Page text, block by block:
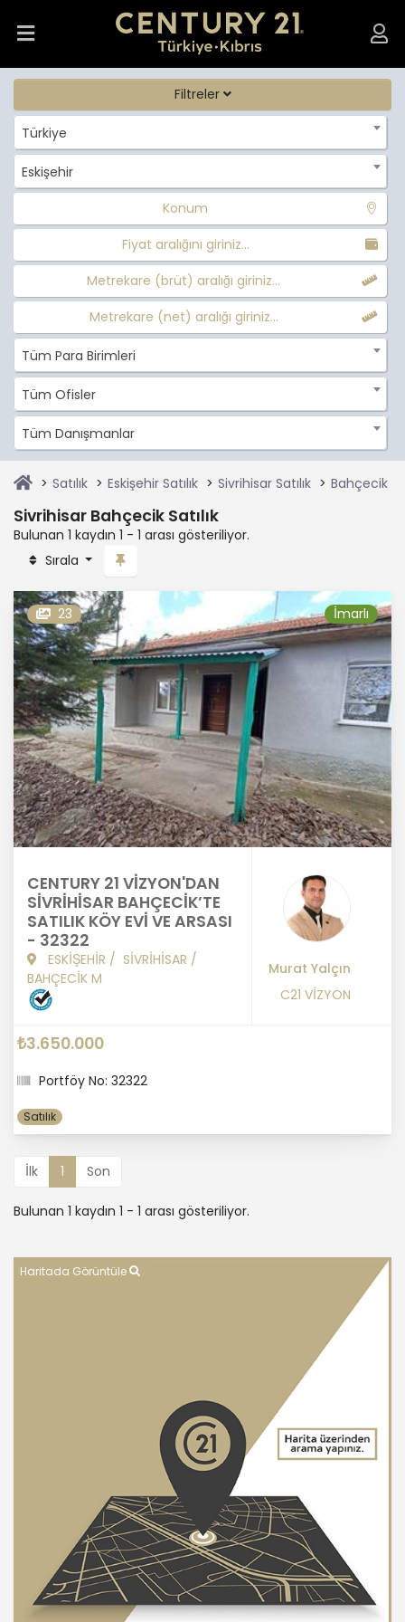
Filtreler
Türkiye
Eskişehir
Konum
Fiyat aralığını giriniz...
Metrekare (brüt) aralığı giriniz...
Metrekare (net) aralığı giriniz...
Tüm Para Birimleri
Tüm Ofisler
Tüm Danışmanlar
Satılık Eskişehir Satılık Sivrihisar Satılık Bahçecik
Sivrihisar Bahçecik Satılık
Bulunan 1 kaydın 1 - 1 arası gösteriliyor.
Sırala
23 İmarlı
CENTURY 21 VİZYON'DAN
SİVRİHİSAR BAHÇECİK’TE
SATILIK KÖY EVİ VE ARSASI
- 32322
ESKİŞEHİR / SİVRİHİSAR /
BAHÇECİK M
Murat Yalçın
C21 VİZYON
₺3.650.000
Portföy No: 32322
Satılık
İlk 1 Son
Bulunan 1 kaydın 1 - 1 arası gösteriliyor.
Haritada Görüntüle